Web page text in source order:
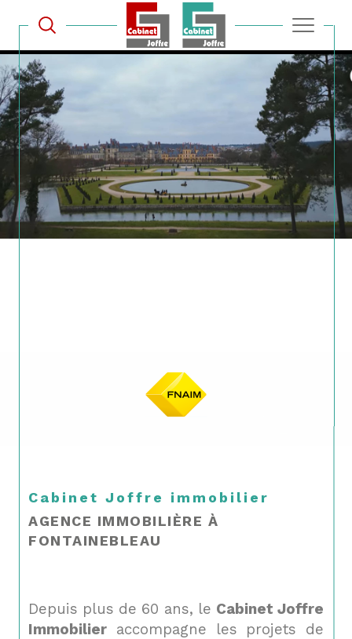
Cabinet Joffre immobilier
AGENCE IMMOBILIÈRE À
FONTAINEBLEAU
Depuis plus de 60 ans, le Cabinet Joffre
Immobilier accompagne les projets de